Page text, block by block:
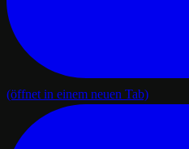
(öffnet in einem neuen Tab)